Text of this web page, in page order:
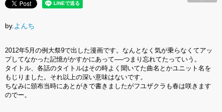
by.よんち
2012年5月の例大祭9で出した漫画です。なんとなく気が乗らなくてアッ
プしてなかった記憶がかすかにあって──つまり忘れてたっていう。
タイトル、各話のタイトルはその時よく聞いてた曲名とかユニット名を
もじりました。それ以上の深い意味はないです。
ちなみに頒布当時にあとがきで書きましたがフユザクラも春は咲きます
のでー。